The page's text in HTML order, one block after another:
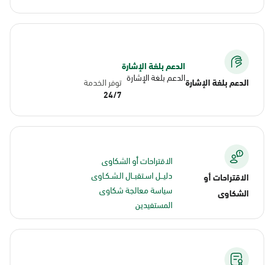
الدعم بلغة الإشارة
الدعم بلغة الإشارة
الدعم بلغة الإشارة توفر الخدمة
24/7
الاقتراحات أو
الشكاوى
الاقتراحات أو الشكاوى
دليــل اسـتقبــال الـشـكـاوى
سياسة معالجة شكاوى
المستفيدين